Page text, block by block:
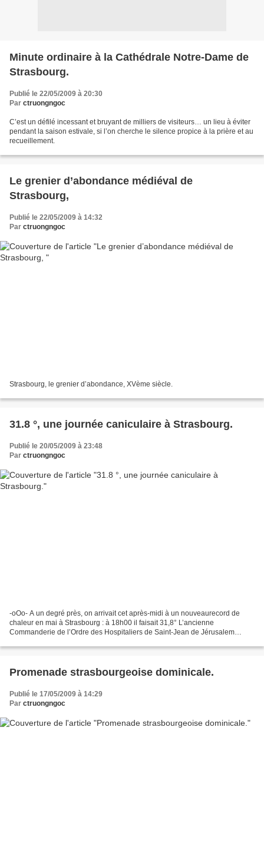
Minute ordinaire à la Cathédrale Notre-Dame de
Strasbourg.
Publié le 22/05/2009 à 20:30
Par ctruongngoc
C’est un défilé incessant et bruyant de milliers de visiteurs… un lieu à éviter
pendant la saison estivale, si l’on cherche le silence propice à la prière et au
recueillement.
Le grenier d’abondance médiéval de
Strasbourg,
Publié le 22/05/2009 à 14:32
Par ctruongngoc
Strasbourg, le grenier d’abondance, XVème siècle.
31.8 °, une journée caniculaire à Strasbourg.
Publié le 20/05/2009 à 23:48
Par ctruongngoc
-oOo- A un degré près, on arrivait cet après-midi à un nouveaurecord de
chaleur en mai à Strasbourg : à 18h00 il faisait 31,8° L’ancienne
Commanderie de l’Ordre des Hospitaliers de Saint-Jean de Jérusalem
Promenade strasbourgeoise dominicale.
Publié le 17/05/2009 à 14:29
Par ctruongngoc